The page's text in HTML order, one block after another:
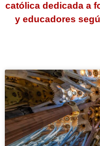
católica dedicada a
y educadores